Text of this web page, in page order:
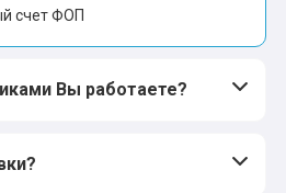
счет ФОП
Вы работаете?